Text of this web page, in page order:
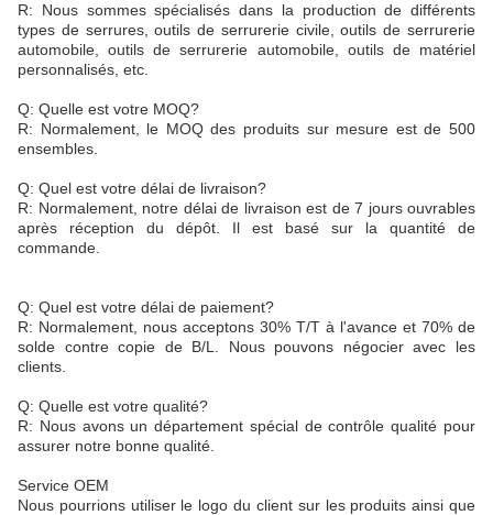
R: Nous sommes spécialisés dans la production de différents
types de serrures, outils de serrurerie civile, outils de serrurerie
automobile, outils de serrurerie automobile, outils de matériel
personnalisés, etc.
Q: Quelle est votre MOQ?
R: Normalement, le MOQ des produits sur mesure est de 500
ensembles.
Q: Quel est votre délai de livraison?
R: Normalement, notre délai de livraison est de 7 jours ouvrables
après réception du dépôt. Il est basé sur la quantité de
commande.
Q: Quel est votre délai de paiement?
R: Normalement, nous acceptons 30% T/T à l'avance et 70% de
solde contre copie de B/L. Nous pouvons négocier avec les
clients.
Q: Quelle est votre qualité?
R: Nous avons un département spécial de contrôle qualité pour
assurer notre bonne qualité.
Service OEM
Nous pourrions utiliser le logo du client sur les produits ainsi que